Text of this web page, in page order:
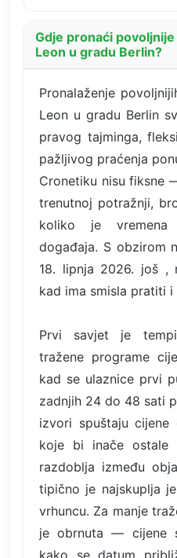
Gdje pronaći
Leon u gradu Berlin?
Pronalaženje
Leon u gradu Berlin
pravog tajminga,
pažljivog praćenja
Cronetiku nisu fiksne
trenutnoj potražnji,
koliko je
događaja. S obzirom
18. lipnja 2026. još ,
kad ima smisla pratiti
Prvi savjet je
tražene programe
kad se ulaznice prvi
zadnjih 24 do 48 sati
izvori spuštaju
koje bi inače ostale
razdoblja između
tipično je najskuplja
vrhuncu. Za manje
je obrnuta — cijene